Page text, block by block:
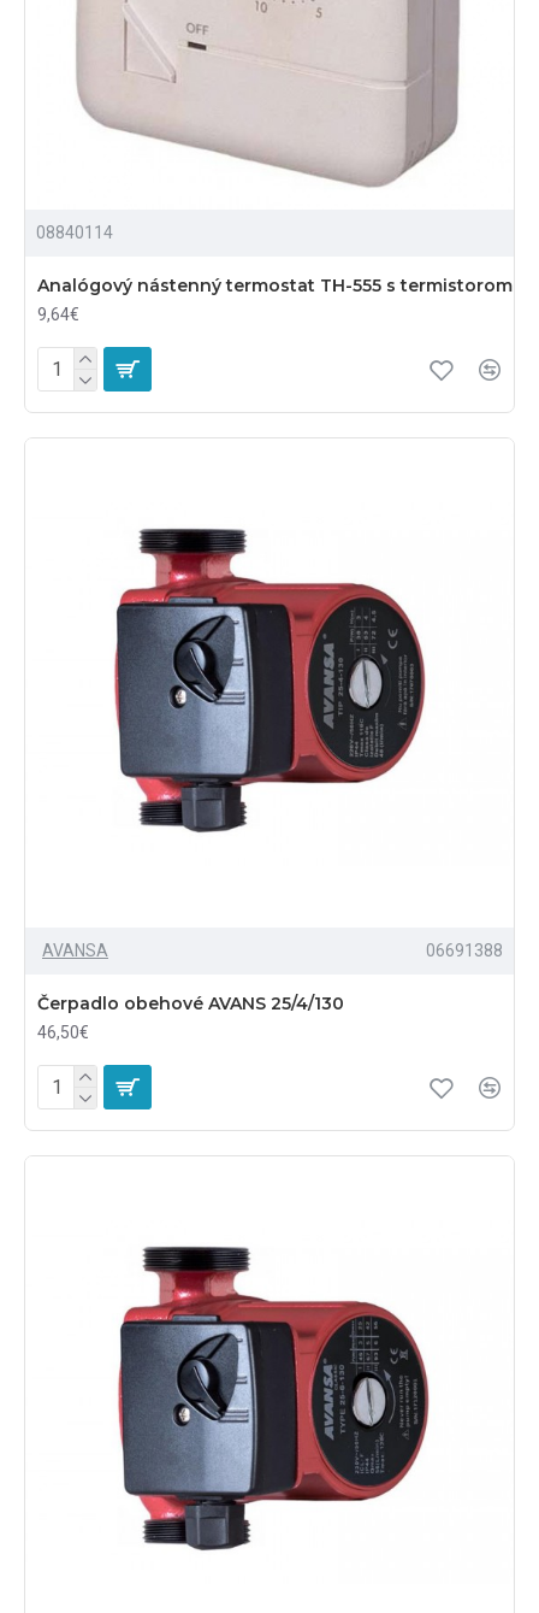
08840114
Analógový nástenný termostat TH-555 s termistorom
9,64€
AVANSA 06691388
Čerpadlo obehové AVANS 25/4/130
46,50€